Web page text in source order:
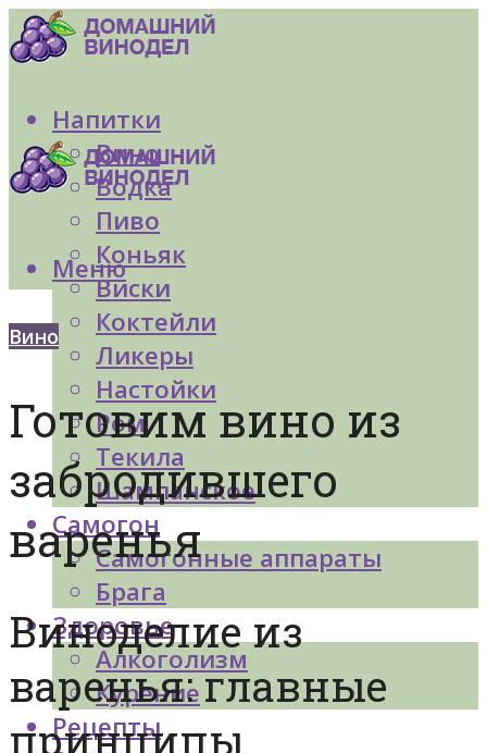
Напитки
Вино
Водка
Пиво
Коньяк
Виски
Коктейли
Ликеры
Настойки
Ром
Текила
Шампанское
Самогон
Самогонные аппараты
Брага
Здоровье
Алкоголизм
Курение
Рецепты
Меню
Вино
Готовим вино из
забродившего
варенья
Виноделие из
варенья: главные
принципы